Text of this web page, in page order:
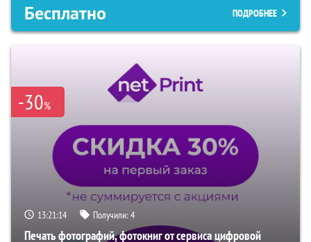
Бесплатно ПОДРОБНЕЕ
-30%
13:21:13 Получили:4
Печать фотографий, фотокниг от сервиса цифровой